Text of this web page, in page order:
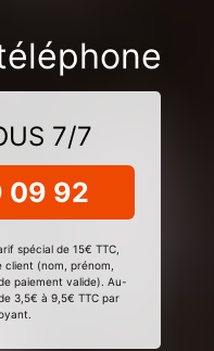
7/7
09 92
spécial de 15€ TTC,
(nom, prénom,
paiement valide). Au-
3,5€ à 9,5€ TTC par